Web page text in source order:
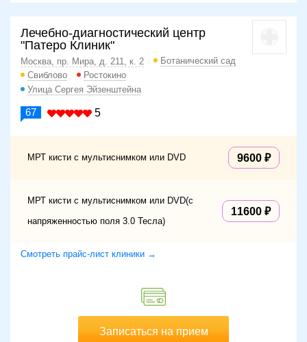
Лечебно-диагностический центр
"Патеро Клиник"
Москва, пр. Мира, д. 211, к. 2
Ботанический сад
Свиблово
Ростокино
Улица Сергея Эйзенштейна
67 5
МРТ кисти с мультиснимком или DVD 9600
МРТ кисти с мультиснимком или DVD(с
напряженностью поля 3.0 Тесла)
11600
Смотреть прайс-лист клиники →
Записаться на прием